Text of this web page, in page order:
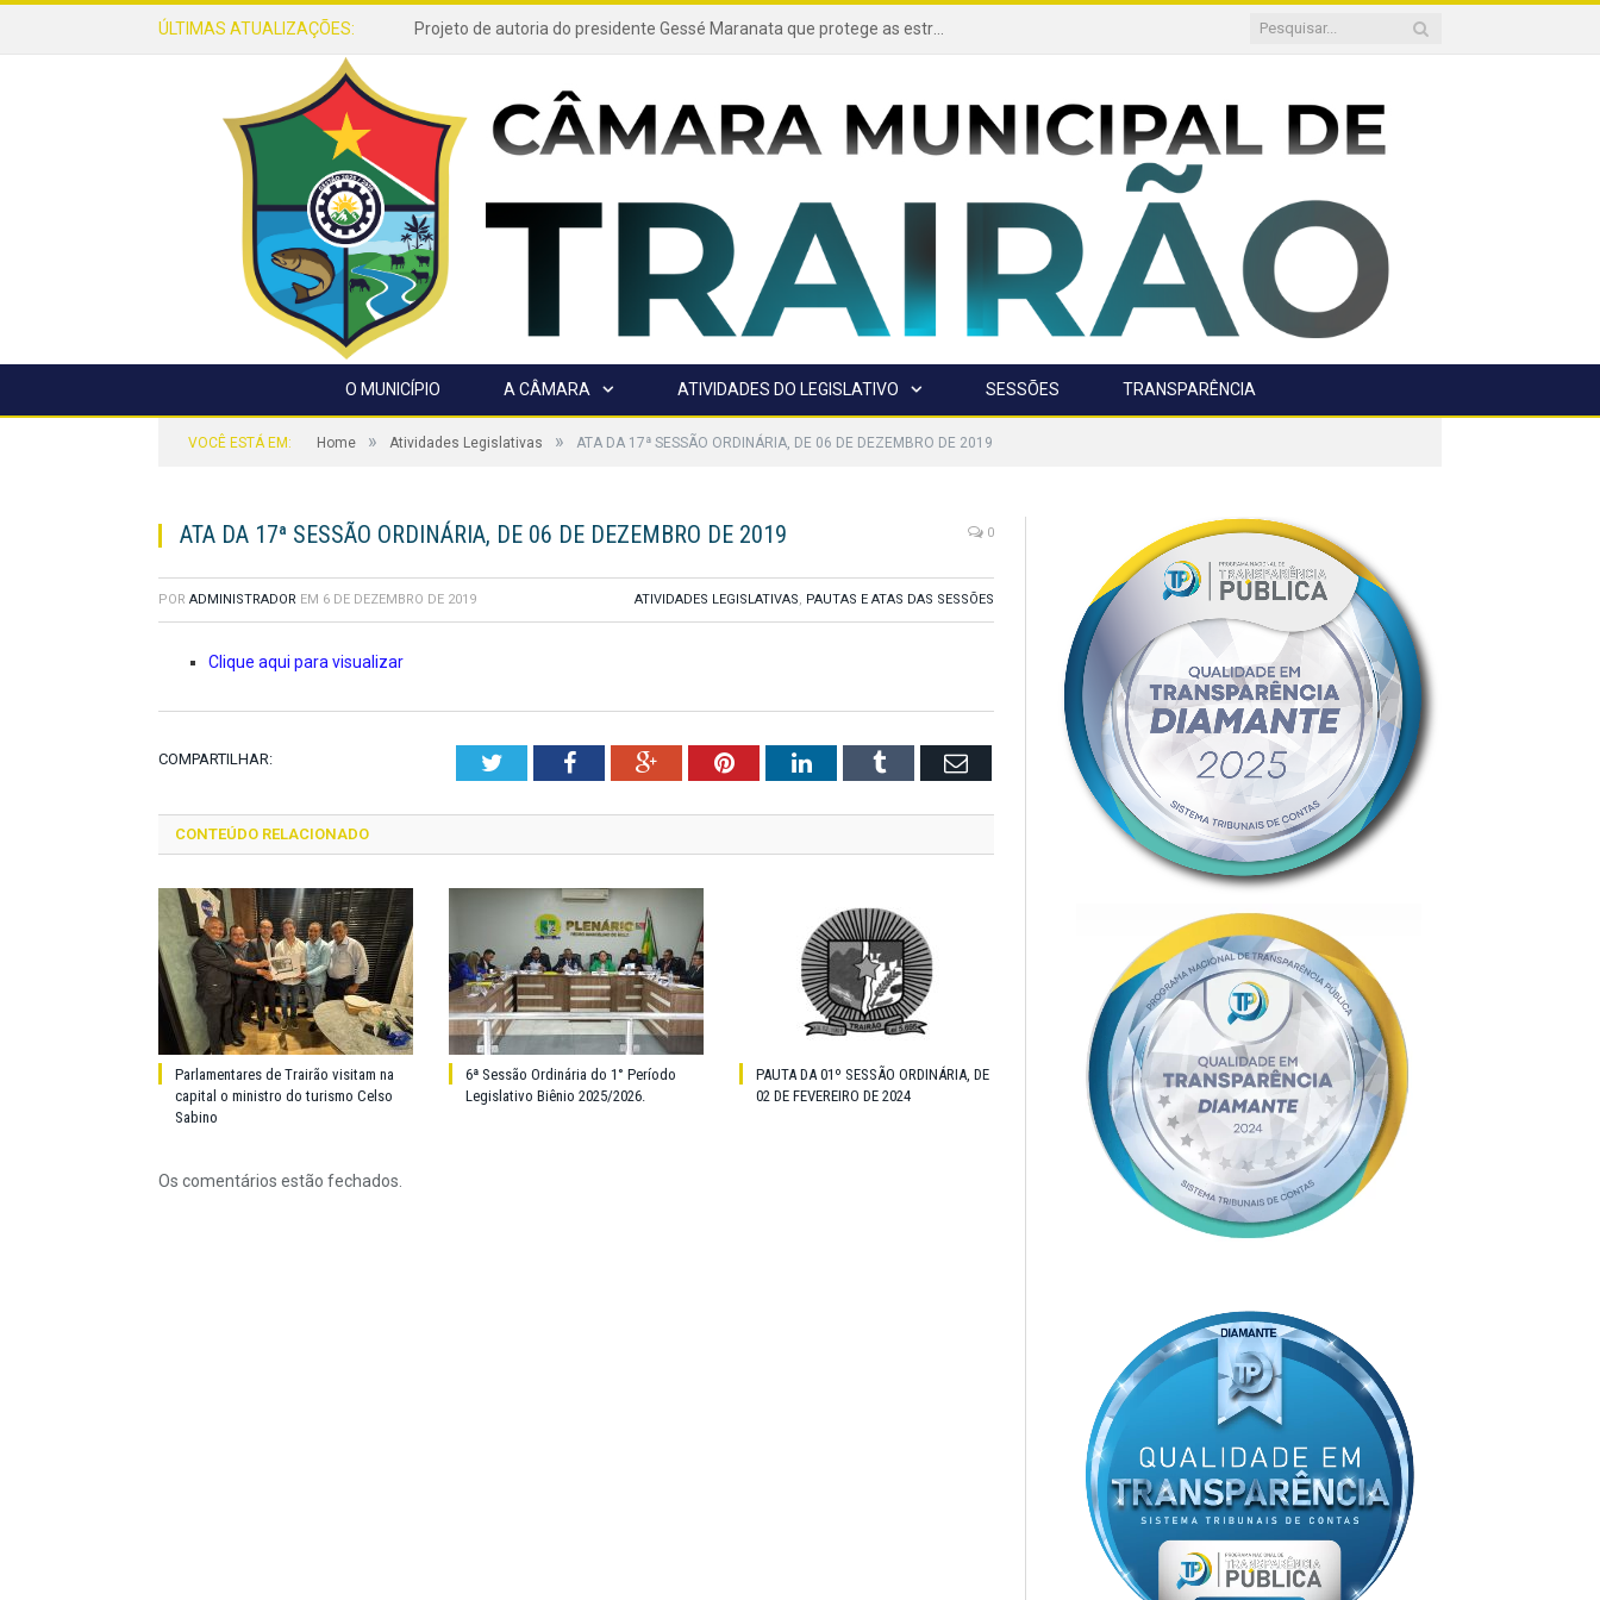
ÚLTIMAS ATUALIZAÇÕES: Projeto de autoria do presidente Gessé Maranata que protege as estradas vicinais de Trairão é transformado em lei
O MUNICÍPIO A CÂMARA ATIVIDADES DO LEGISLATIVO SESSÕES TRANSPARÊNCIA
VOCÊ ESTÁ EM: Home » Atividades Legislativas » ATA DA 17ª SESSÃO ORDINÁRIA, DE 06 DE DEZEMBRO DE 2019
ATA DA 17ª SESSÃO ORDINÁRIA, DE 06 DE DEZEMBRO DE 2019 0
POR ADMINISTRADOR EM 6 DE DEZEMBRO DE 2019 ATIVIDADES LEGISLATIVAS, PAUTAS E ATAS DAS SESSÕES
Clique aqui para visualizar
COMPARTILHAR: TwitterFacebookGoogle+PinterestLinkedInTumblr Email
CONTEÚDO RELACIONADO
Parlamentares de Trairão visitam na
capital o ministro do turismo Celso
Sabino
6ª Sessão Ordinária do 1° Período
Legislativo Biênio 2025/2026.
PAUTA DA 01º SESSÃO ORDINÁRIA, DE
02 DE FEVEREIRO DE 2024
Os comentários estão fechados.